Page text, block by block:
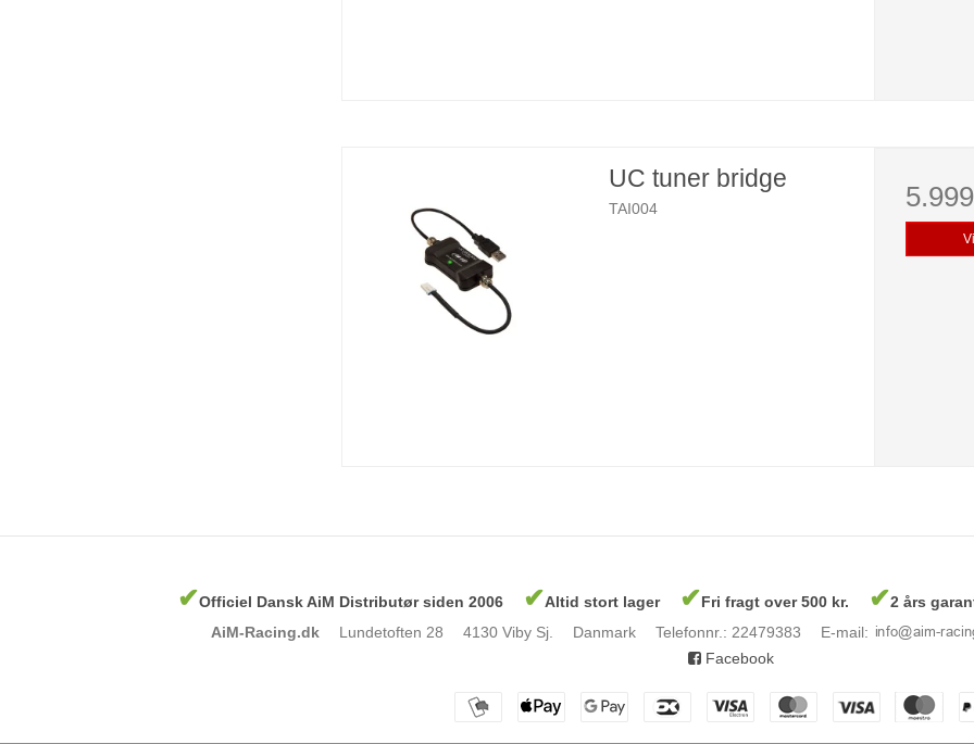
UC tuner bridge
TAI004
✔Officiel Dansk AiM Distributør siden 2006 ✔Altid stort lager ✔Fri fragt over 500 kr. ✔2 års
AiM-Racing.dk
Lundetoften 28 4130 Viby Sj. Danmark Telefonnr. : 22479383 E-mail:
Facebook